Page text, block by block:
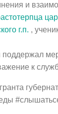
и
г.п. ,
к